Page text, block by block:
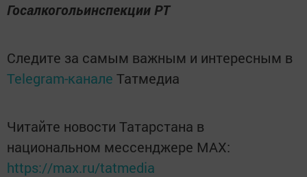
Госалкогольинспекции РТ
Следите за самым важным и интересным в
Telegram-канале Татмедиа
Читайте новости Татарстана в
национальном мессенджере MАХ:
https://max.ru/tatmedia